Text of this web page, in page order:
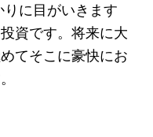
に目がいきます
資です。将来に大
てそこに豪快にお